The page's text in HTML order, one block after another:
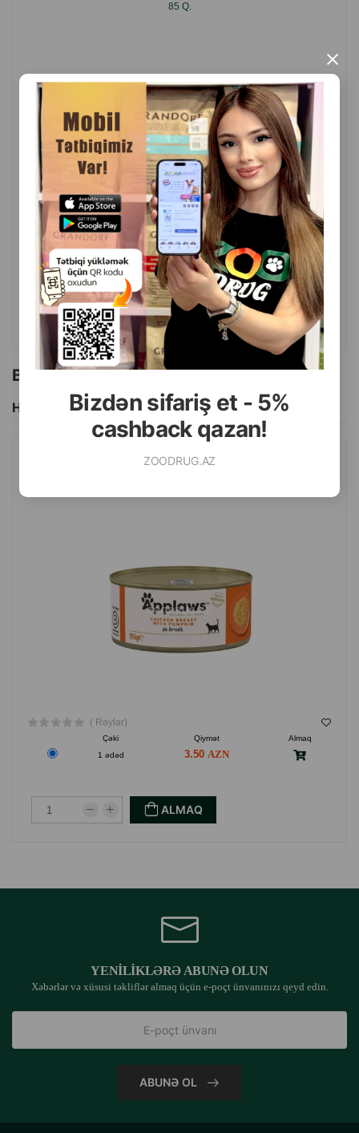
Bizdən sifariş et - 5%
cashback qazan!
ZOODRUG.AZ
×
85 Q.
( Rəylər)
Qiymət
Almaq
85 gr (konserva)
1.50
ALMAQ
Bu brendin başqa məhsulları
Hamısını Gör
( Rəylər)
Çəki Qiymət
Almaq
1 ədəd
3.50
ALMAQ
YENILIKLƏRƏ ABUNƏ OLUN
Xəbərlər və xüsusi təkliflər almaq üçün e-poçt ünvanınızı qeyd edin.
ABUNƏ OL